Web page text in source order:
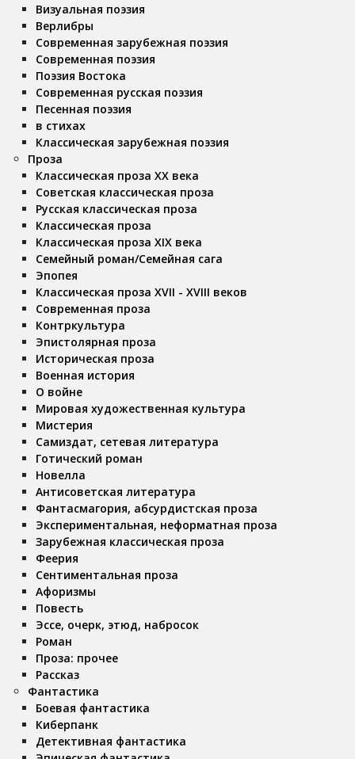
Визуальная поэзия
Верлибры
Современная зарубежная поэзия
Современная поэзия
Поэзия Востока
Современная русская поэзия
Песенная поэзия
в стихах
Классическая зарубежная поэзия
Проза
Классическая проза ХX века
Советская классическая проза
Русская классическая проза
Классическая проза
Классическая проза ХIX века
Семейный роман/Семейная сага
Эпопея
Классическая проза XVII - XVIII веков
Современная проза
Контркультура
Эпистолярная проза
Историческая проза
Военная история
О войне
Мировая художественная культура
Мистерия
Самиздат, сетевая литература
Готический роман
Новелла
Антисоветская литература
Фантасмагория, абсурдистская проза
Экспериментальная, неформатная проза
Зарубежная классическая проза
Феерия
Сентиментальная проза
Афоризмы
Повесть
Эссе, очерк, этюд, набросок
Роман
Проза: прочее
Рассказ
Фантастика
Боевая фантастика
Киберпанк
Детективная фантастика